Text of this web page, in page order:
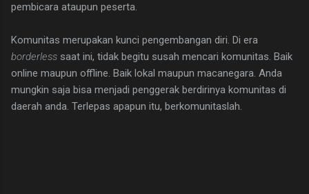
pembicara ataupun peserta.
Komunitas merupakan kunci pengembangan diri. Di era
borderless saat ini, tidak begitu susah mencari komunitas. Baik
online maupun offline. Baik lokal maupun macanegara. Anda
mungkin saja bisa menjadi penggerak berdirinya komunitas di
daerah anda. Terlepas apapun itu, berkomunitaslah.